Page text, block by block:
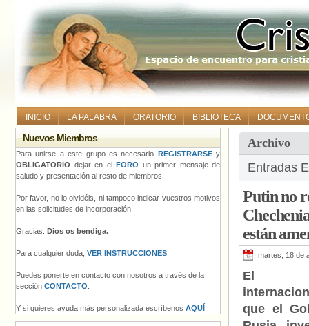
INICIO LA PALABRA ORATORIO BIBLIOTECA
Archivo
Entradas
Putin no
están
martes, 18 de
El
que el
Nuevos Miembros
Para unirse a este grupo es necesario REGISTRARSEy
OBLIGATORIO dejar en el FORO un primer mensaje de
saludo y presentación al resto de miembros.
Por favor, no lo olvidéis, ni tampoco indicar vuestros motivos
en las solicitudes de incorporación.
Gracias. Dios os bendiga.
Para cualquier duda, VER INSTRUCCIONES
Puedes ponerte en contacto con nosotros a través de la
sección CONTACTO
Y si quieres ayuda más personalizada escríbenos AQUÍ